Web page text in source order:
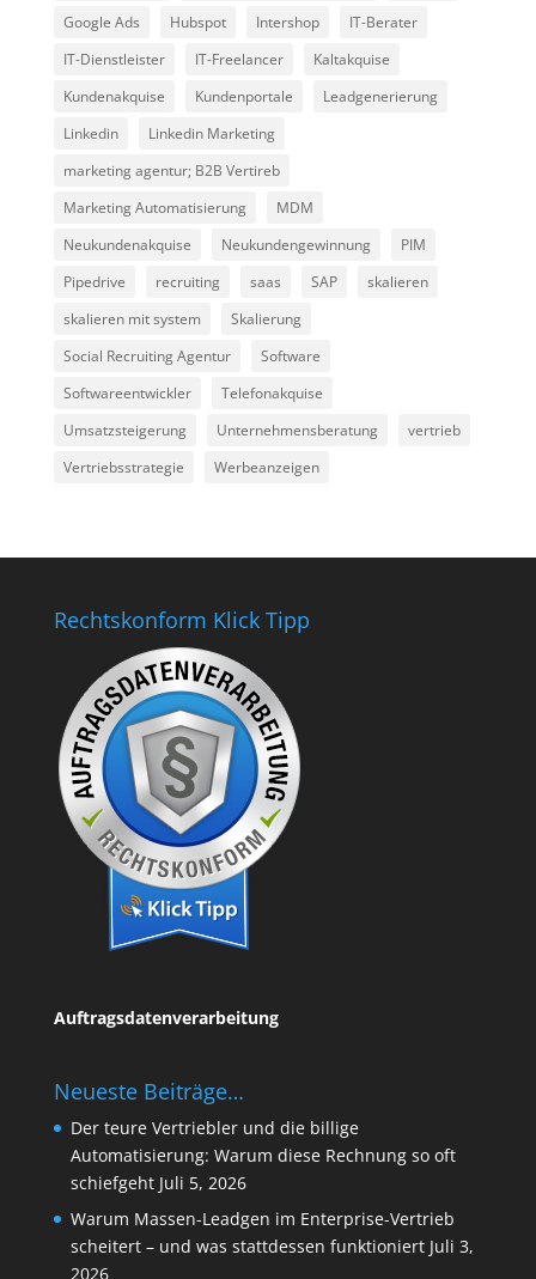
Google Ads
Hubspot Intershop
IT-Berater
IT-Dienstleister
IT-Freelancer
Kaltakquise
Kundenakquise
Kundenportale
Leadgenerierung
Linkedin
Linkedin Marketing
marketing agentur; B2B Vertireb
Marketing Automatisierung
MDM
Neukundenakquise
Neukundengewinnung
PIM
Pipedrive
recruiting saas SAP
skalieren
skalieren mit system
Skalierung
Social Recruiting Agentur
Software
Softwareentwickler
Telefonakquise
Umsatzsteigerung
Unternehmensberatung
vertrieb
Vertriebsstrategie
Werbeanzeigen
Rechtskonform Klick Tipp
Auftragsdatenverarbeitung
Neueste Beiträge…
Der teure Vertriebler und die billige
Automatisierung: Warum diese Rechnung so oft
schiefgeht Juli 5, 2026
Warum Massen-Leadgen im Enterprise-Vertrieb
scheitert – und was stattdessen funktioniert Juli 3,
2026